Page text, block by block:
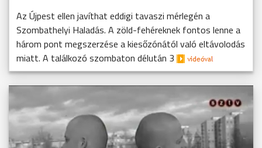
Az Újpest ellen javíthat eddigi tavaszi mérlegén a
Szombathelyi Haladás. A zöld-fehéreknek fontos lenne a
három pont megszerzése a kiesőzónától való eltávolodás
miatt. A találkozó szombaton délután 3